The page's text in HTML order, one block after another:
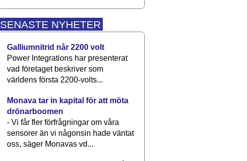
SENASTE NYHETER
Galliumnitrid når 2200 volt
Power Integrations har presenterat
vad företaget beskriver som
världens första 2200-volts...
Monava tar in kapital för att möta
drönarboomen
- Vi får fler förfrågningar om våra
sensorer än vi någonsin hade väntat
oss, säger Monavas vd...